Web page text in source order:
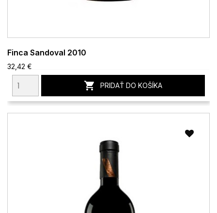
Finca Sandoval 2010
32,42 €
 PRIDAŤ DO KOŠÍKA